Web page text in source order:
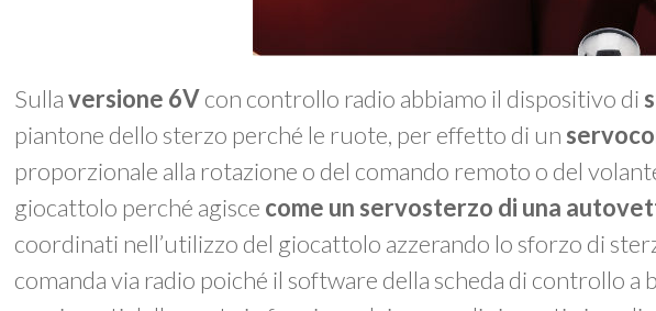
Sullaversione 6Vcon controllo radio abbiamo il dispositivo di
piantone dello sterzo perché le ruote, per effetto di un
proporzionale alla rotazione o del comando remoto o del
giocattolo perché agisce come un servosterzo di una
coordinati nell’utilizzo del giocattolo azzerando lo sforzo di
comanda via radio poiché il software della scheda di controllo